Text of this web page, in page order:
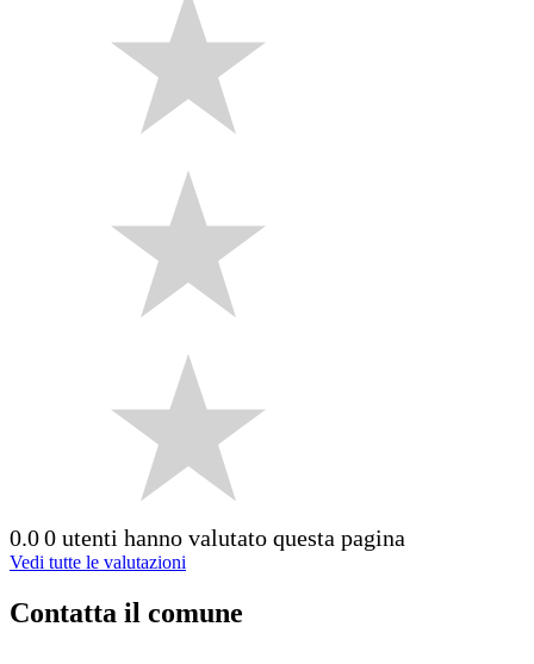
0.00 utenti hanno valutato questa pagina
Vedi tutte le valutazioni
Contatta il comune